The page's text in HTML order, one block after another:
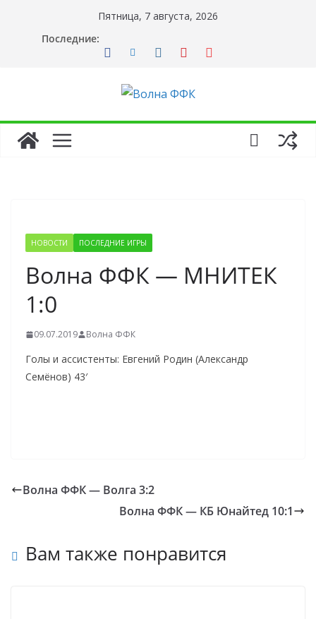
содержимому
Пятница, 7 августа, 2026
Последние:
НОВОСТИ ПОСЛЕДНИЕ ИГРЫ
Волна ФФК — МНИТЕК
1:0
09.07.2019 Волна ФФК
Голы и ассистенты: Евгений Родин (Александр
Семёнов) 43′
Волна ФФК — Волга 3:2
Волна ФФК — КБ Юнайтед 10:1
Вам также понравится